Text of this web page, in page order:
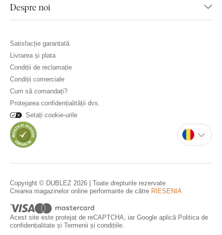
Despre noi
Satisfacție garantată
Livrarea și plata
Condiții de reclamație
Condiții comerciale
Cum să comandați?
Protejarea confidențialității dvs.
Setați cookie-urile
Copyright © DUBLEZ 2026 | Toate drepturile rezervate
Crearea magazinelor online performante de către RIESENIA
Acest site este protejat de reCAPTCHA, iar Google aplică Politica de
confidențialitate și Termenii și condițiile.